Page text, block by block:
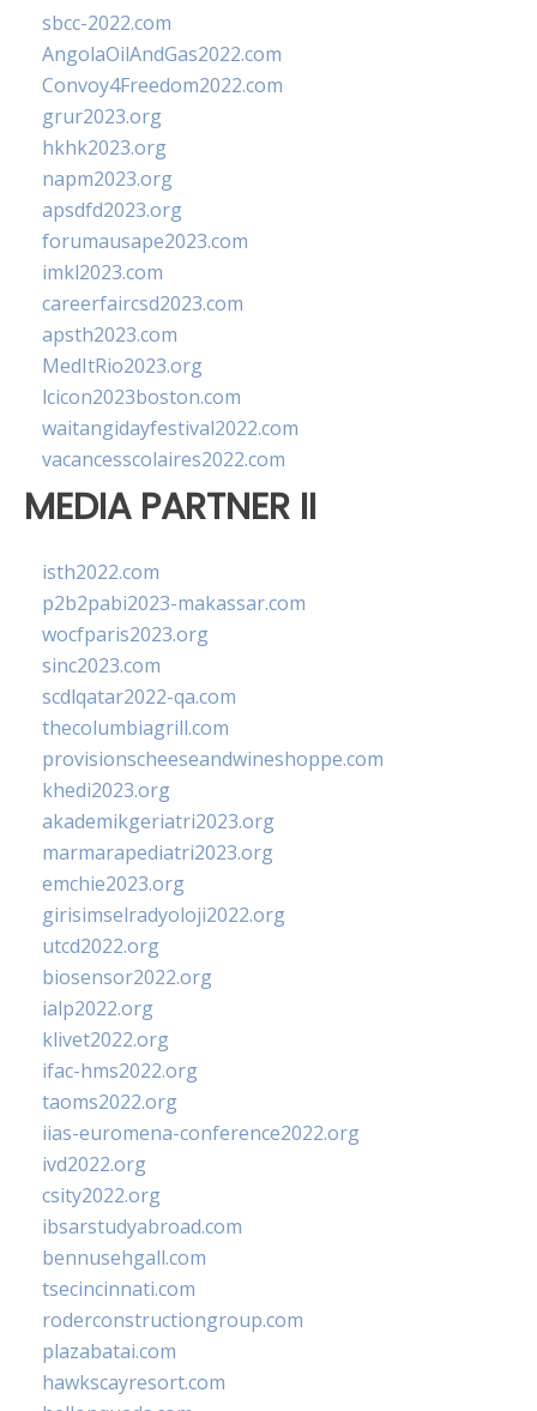
sbcc-2022.com
AngolaOilAndGas2022.com
Convoy4Freedom2022.com
grur2023.org
hkhk2023.org
napm2023.org
apsdfd2023.org
forumausape2023.com
imkl2023.com
careerfaircsd2023.com
apsth2023.com
MedItRio2023.org
lcicon2023boston.com
waitangidayfestival2022.com
vacancesscolaires2022.com
MEDIA PARTNER II
isth2022.com
p2b2pabi2023-makassar.com
wocfparis2023.org
sinc2023.com
scdlqatar2022-qa.com
thecolumbiagrill.com
provisionscheeseandwineshoppe.com
khedi2023.org
akademikgeriatri2023.org
marmarapediatri2023.org
emchie2023.org
girisimselradyoloji2022.org
utcd2022.org
biosensor2022.org
ialp2022.org
klivet2022.org
ifac-hms2022.org
taoms2022.org
iias-euromena-conference2022.org
ivd2022.org
csity2022.org
ibsarstudyabroad.com
bennusehgall.com
tsecincinnati.com
roderconstructiongroup.com
plazabatai.com
hawkscayresort.com